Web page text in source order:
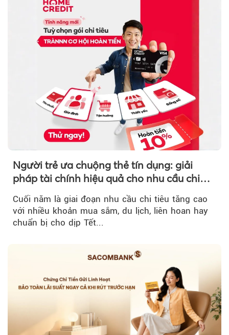
Người trẻ ưa chuộng thẻ tín dụng: giải
pháp tài chính hiệu quả cho nhu cầu chi
Cuối năm là giai đoạn nhu cầu chi tiêu tăng cao
với nhiều khoản mua sắm, du lịch, liên hoan hay
chuẩn bị cho dịp Tết...